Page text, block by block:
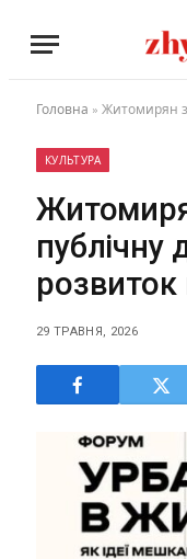
Головна » Житомирян
КУЛЬТУРА
публічну
розвиток
29 ТРАВНЯ, 2026